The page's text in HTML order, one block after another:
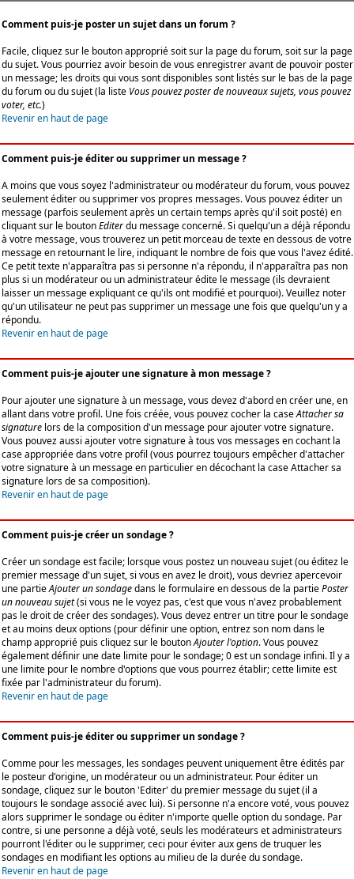
Comment puis-je poster un sujet dans un forum ?
Facile, cliquez sur le bouton approprié soit sur la page du forum, soit sur la page
du sujet. Vous pourriez avoir besoin de vous enregistrer avant de pouvoir poster
un message; les droits qui vous sont disponibles sont listés sur le bas de la page
du forum ou du sujet (la liste Vous pouvez poster de nouveaux sujets, vous pouvez
voter, etc.)
Revenir en haut de page
Comment puis-je éditer ou supprimer un message ?
A moins que vous soyez l'administrateur ou modérateur du forum, vous pouvez
seulement éditer ou supprimer vos propres messages. Vous pouvez éditer un
message (parfois seulement après un certain temps après qu'il soit posté) en
cliquant sur le boutonEditerdu message concerné. Si quelqu'un a déjà répondu
à votre message, vous trouverez un petit morceau de texte en dessous de votre
message en retournant le lire, indiquant le nombre de fois que vous l'avez édité.
Ce petit texte n'apparaîtra pas si personne n'a répondu, il n'apparaîtra pas non
plus si un modérateur ou un administrateur édite le message (ils devraient
laisser un message expliquant ce qu'ils ont modifié et pourquoi). Veuillez noter
qu'un utilisateur ne peut pas supprimer un message une fois que quelqu'un y a
répondu.
Revenir en haut de page
Comment puis-je ajouter une signature à mon message ?
Pour ajouter une signature à un message, vous devez d'abord en créer une, en
allant dans votre profil. Une fois créée, vous pouvez cocher la caseAttacher sa
signature lors de la composition d'un message pour ajouter votre signature.
Vous pouvez aussi ajouter votre signature à tous vos messages en cochant la
case appropriée dans votre profil (vous pourrez toujours empêcher d'attacher
votre signature à un message en particulier en décochant la case Attacher sa
signature lors de sa composition).
Revenir en haut de page
Comment puis-je créer un sondage ?
Créer un sondage est facile; lorsque vous postez un nouveau sujet (ou éditez le
premier message d'un sujet, si vous en avez le droit), vous devriez apercevoir
une partieAjouter un sondagedans le formulaire en dessous de la partiePoster
un nouveau sujet(si vous ne le voyez pas, c'est que vous n'avez probablement
pas le droit de créer des sondages). Vous devez entrer un titre pour le sondage
et au moins deux options (pour définir une option, entrez son nom dans le
champ approprié puis cliquez sur le boutonAjouter l'option. Vous pouvez
également définir une date limite pour le sondage; 0 est un sondage infini. Il y a
une limite pour le nombre d'options que vous pourrez établir; cette limite est
fixée par l'administrateur du forum).
Revenir en haut de page
Comment puis-je éditer ou supprimer un sondage ?
Comme pour les messages, les sondages peuvent uniquement être édités par
le posteur d'origine, un modérateur ou un administrateur. Pour éditer un
sondage, cliquez sur le bouton 'Editer' du premier message du sujet (il a
toujours le sondage associé avec lui). Si personne n'a encore voté, vous pouvez
alors supprimer le sondage ou éditer n'importe quelle option du sondage. Par
contre, si une personne a déjà voté, seuls les modérateurs et administrateurs
pourront l'éditer ou le supprimer, ceci pour éviter aux gens de truquer les
sondages en modifiant les options au milieu de la durée du sondage.
Revenir en haut de page